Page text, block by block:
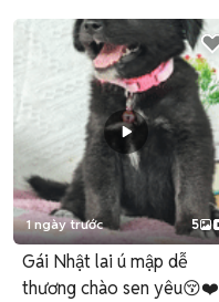
1 ngày trước 5
Gái Nhật lai ú mập dễ
thương chào sen yêu😚❤️